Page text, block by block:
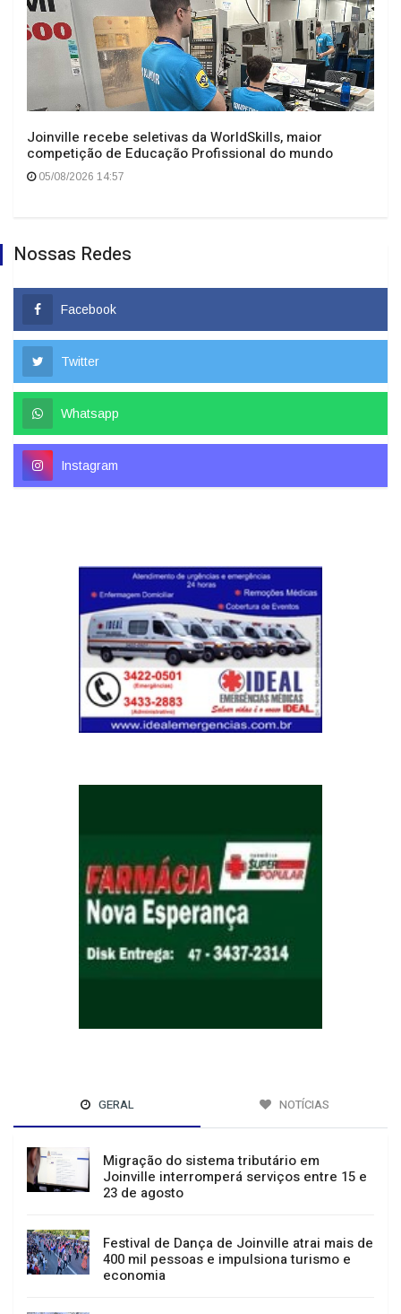
Joinville recebe seletivas da WorldSkills, maior
competição de Educação Profissional do mundo
05/08/2026 14:57
Nossas Redes
Facebook
Twitter
Whatsapp
Instagram
GERAL NOTÍCIAS
Migração do sistema tributário em
Joinville interromperá serviços entre 15 e
23 de agosto
Festival de Dança de Joinville atrai mais de
400 mil pessoas e impulsiona turismo e
economia